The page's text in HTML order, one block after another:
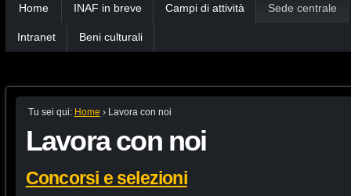
Home INAF in breve Campi di attività Sede centrale
Intranet Beni culturali
Tu sei qui: Home › Lavora con noi
Lavora con noi
Concorsi e selezioni